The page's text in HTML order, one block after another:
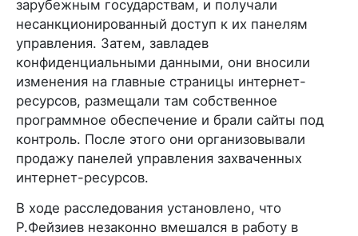
зарубежным государствам, и получали
несанкционированный доступ к их панелям
управления. Затем, завладев
конфиденциальными данными, они вносили
изменения на главные страницы интернет-
ресурсов, размещали там собственное
программное обеспечение и брали сайты под
контроль. После этого они организовывали
продажу панелей управления захваченных
интернет-ресурсов.
В ходе расследования установлено, что
Р.Фейзиев незаконно вмешался в работу в